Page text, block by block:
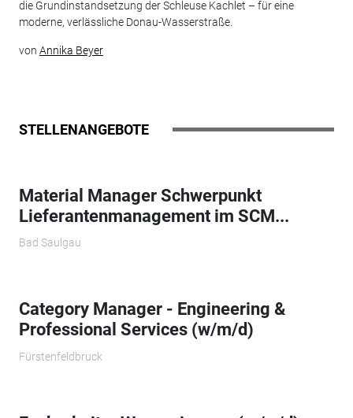
die Grundinstandsetzung der Schleuse Kachlet – für eine
moderne, verlässliche Donau-Wasserstraße.
von Annika Beyer
STELLENANGEBOTE
Material Manager Schwerpunkt
Lieferantenmanagement im SCM...
Bad Saulgau
Category Manager - Engineering &
Professional Services (w/m/d)
Fürstenfeldbruck